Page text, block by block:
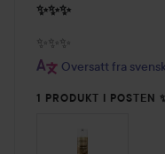
5
av
5
✨✨✨
✨✨✨
Oversatt fra svensk
1 PRODUKT I POSTEN